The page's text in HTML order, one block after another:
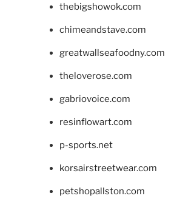
thebigshowok.com
chimeandstave.com
greatwallseafoodny.com
theloverose.com
gabriovoice.com
resinflowart.com
p-sports.net
korsairstreetwear.com
petshopallston.com